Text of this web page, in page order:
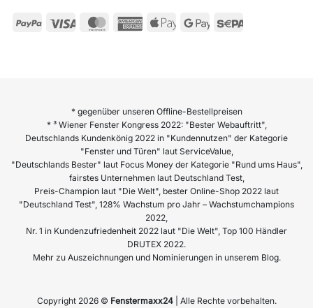
* gegenüber unseren Offline-Bestellpreisen
* ³ Wiener Fenster Kongress 2022: "Bester Webauftritt",
Deutschlands Kundenkönig 2022 in "Kundennutzen" der Kategorie
"Fenster und Türen" laut ServiceValue,
"Deutschlands Bester" laut Focus Money der Kategorie "Rund ums Haus",
fairstes Unternehmen laut Deutschland Test,
Preis-Champion laut "Die Welt", bester Online-Shop 2022 laut
"Deutschland Test", 128% Wachstum pro Jahr – Wachstumchampions
2022,
Nr. 1 in Kundenzufriedenheit 2022 laut "Die Welt", Top 100 Händler
DRUTEX 2022.
Mehr zu Auszeichnungen und Nominierungen in unserem Blog.
Copyright 2026 © Fenstermaxx24| Alle Rechte vorbehalten.